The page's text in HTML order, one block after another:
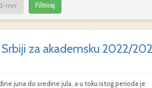
Filtriraj
za akademsku 2022/
juna do sredine jula, a u toku istog perioda je